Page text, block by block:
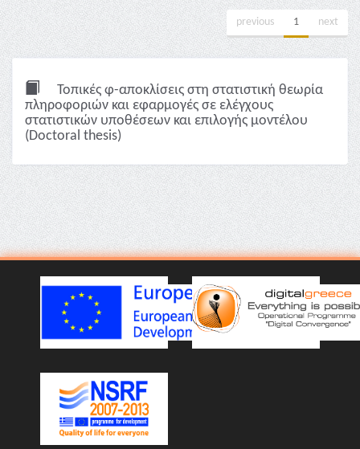
previous 1 next
Τοπικές φ-αποκλίσεις στη στατιστική θεωρία
πληροφοριών και εφαρμογές σε ελέγχους
στατιστικών υποθέσεων και επιλογής μοντέλου
(Doctoral thesis)